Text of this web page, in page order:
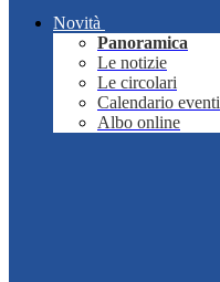
Novità
Panoramica
Le notizie
Le circolari
Calendario eventi
Albo online